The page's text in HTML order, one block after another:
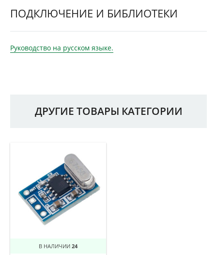
ПОДКЛЮЧЕНИЕ И БИБЛИОТЕКИ
Руководство на русском языке.
ДРУГИЕ ТОВАРЫ КАТЕГОРИИ
В НАЛИЧИИ 24